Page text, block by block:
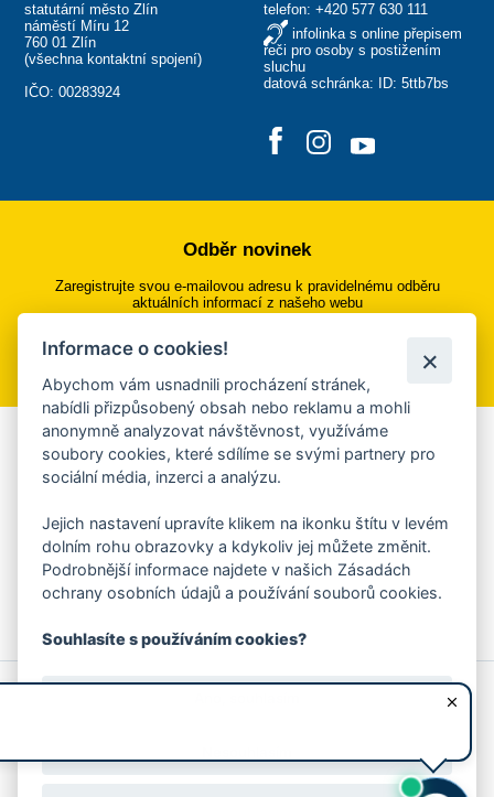
statutární město Zlín
náměstí Míru 12
760 01 Zlín
(všechna kontaktní spojení)
IČO: 00283924
telefon: +420 577 630 111
infolinka s online přepisem
řeči pro osoby s postižením
sluchu
datová schránka: ID: 5ttb7bs
Odběr novinek
Zaregistrujte svou e-mailovou adresu k pravidelnému odběru
aktuálních informací z našeho webu
Přihlásit se k odběru
Aplikace Mobilní rozhlas
Chcete dostávat do svého mobilu či mailu upozornění na
ankety, pozvánky na kulturní a sportovní akce?
Více informací o aplikaci
© 2026 Magistrát města Zlína
Prohlášení o používání cookies
Informace o cookies!
Abychom vám usnadnili procházení stránek,
nabídli přizpůsobený obsah nebo reklamu a mohli
anonymně analyzovat návštěvnost, využíváme
soubory cookies, které sdílíme se svými partnery pro
sociální média, inzerci a analýzu.
Jejich nastavení upravíte klikem na ikonku štítu v levém
dolním rohu obrazovky a kdykoliv jej můžete změnit.
Podrobnější informace najdete v našich Zásadách
ochrany osobních údajů a používání souborů cookies.
Souhlasíte s používáním cookies?